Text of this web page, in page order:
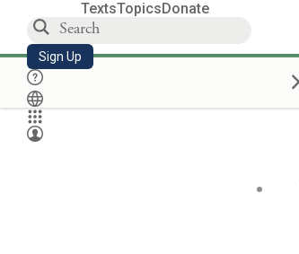
TextsTopicsDonate
Sign Up